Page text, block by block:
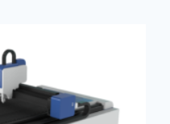
پیامد
هایی
دارد